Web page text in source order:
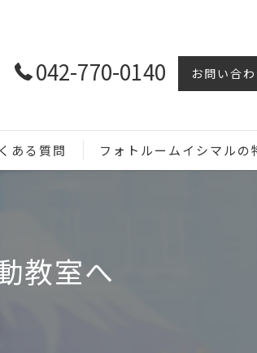
042-770-0140 お問い合
ある質問 フォトルームイシマルの
商品撮影
教室へ